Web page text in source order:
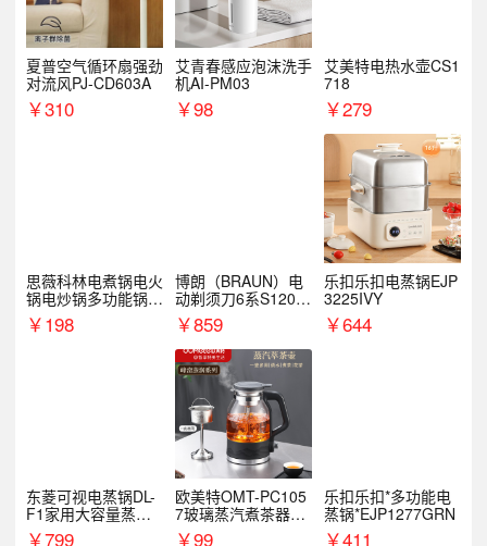
夏普空气循环扇强劲
对流风PJ-CD603A
￥310
艾青春感应泡沫洗手
机AI-PM03
￥98
艾美特电热水壶CS1
718
￥279
思薇科林电煮锅电火
锅电炒锅多功能锅电
热锅泡面小电锅
￥198
博朗（BRAUN）电
动剃须刀6系S1200
S￥859
乐扣乐扣电蒸锅EJP
3225IVY
￥644
东菱可视电蒸锅DL-
F1家用大容量蒸炖
锅
￥799
欧美特OMT-PC105
7玻璃蒸汽煮茶器黑
茶泡茶具茶壶花茶壶
￥99
乐扣乐扣*多功能电
蒸锅*EJP1277GRN
￥411